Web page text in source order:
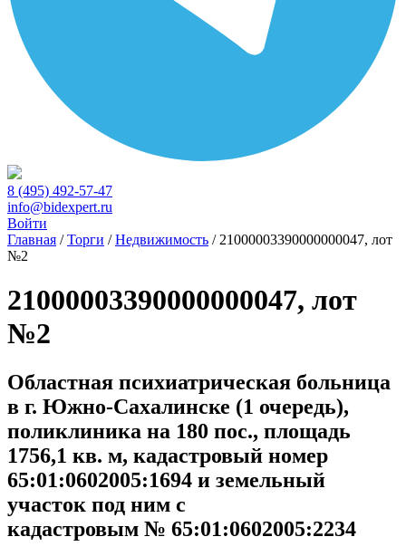
8 (495) 492-57-47
info@bidexpert.ru
Войти
Главная /Торги /Недвижимость / 21000003390000000047, лот
№2
21000003390000000047, лот
№2
Областная психиатрическая больница
в г. Южно-Сахалинске (1 очередь),
поликлиника на 180 пос., площадь
1756,1 кв. м, кадастровый номер
65:01:0602005:1694 и земельный
участок под ним с
кадастровым № 65:01:0602005:2234